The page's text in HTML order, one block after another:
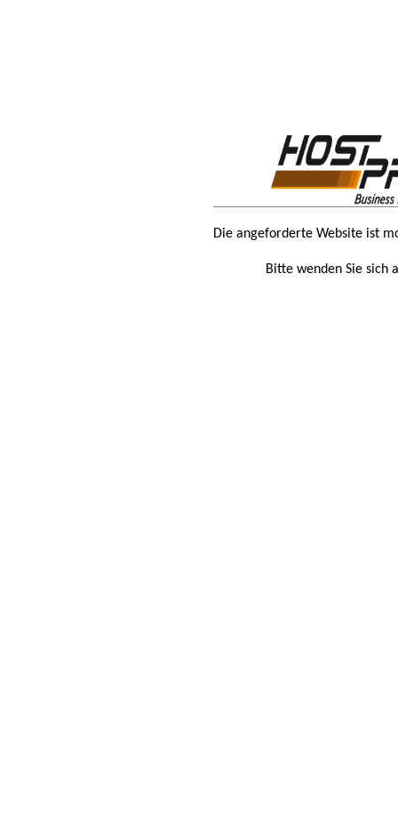
Die angeforderte Website ist
Bitte wenden Sie sich